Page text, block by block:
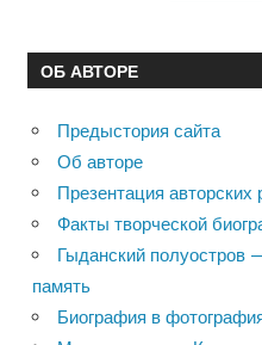
ОБ АВТОРЕ
Предыстория сайта
Об авторе
Презентация авторских
Факты творческой
Гыданский полуостров
память
Биография в